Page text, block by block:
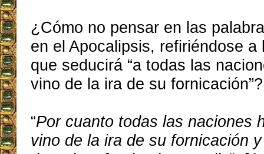
¿Cómo no pensar en las
en el Apocalipsis, refiriéndose a
que seducirá “a todas las
vino de la ira de su fornicación”?
“Por cuanto todas las naciones
vino de la ira de su fornicación